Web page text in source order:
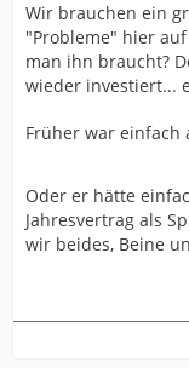
Wir brauchen ein
"Probleme" hier
man ihn braucht?
wieder investiert...
Früher war einfach
Oder er hätte
Jahresvertrag als
wir beides, Beine